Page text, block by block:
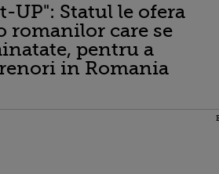
UP": Statul le ofera
romanilor care se
pentru a
in Romania